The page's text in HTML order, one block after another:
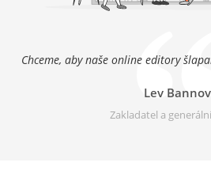
Chceme, aby naše online editory
Lev Bannov
Zakladatel a